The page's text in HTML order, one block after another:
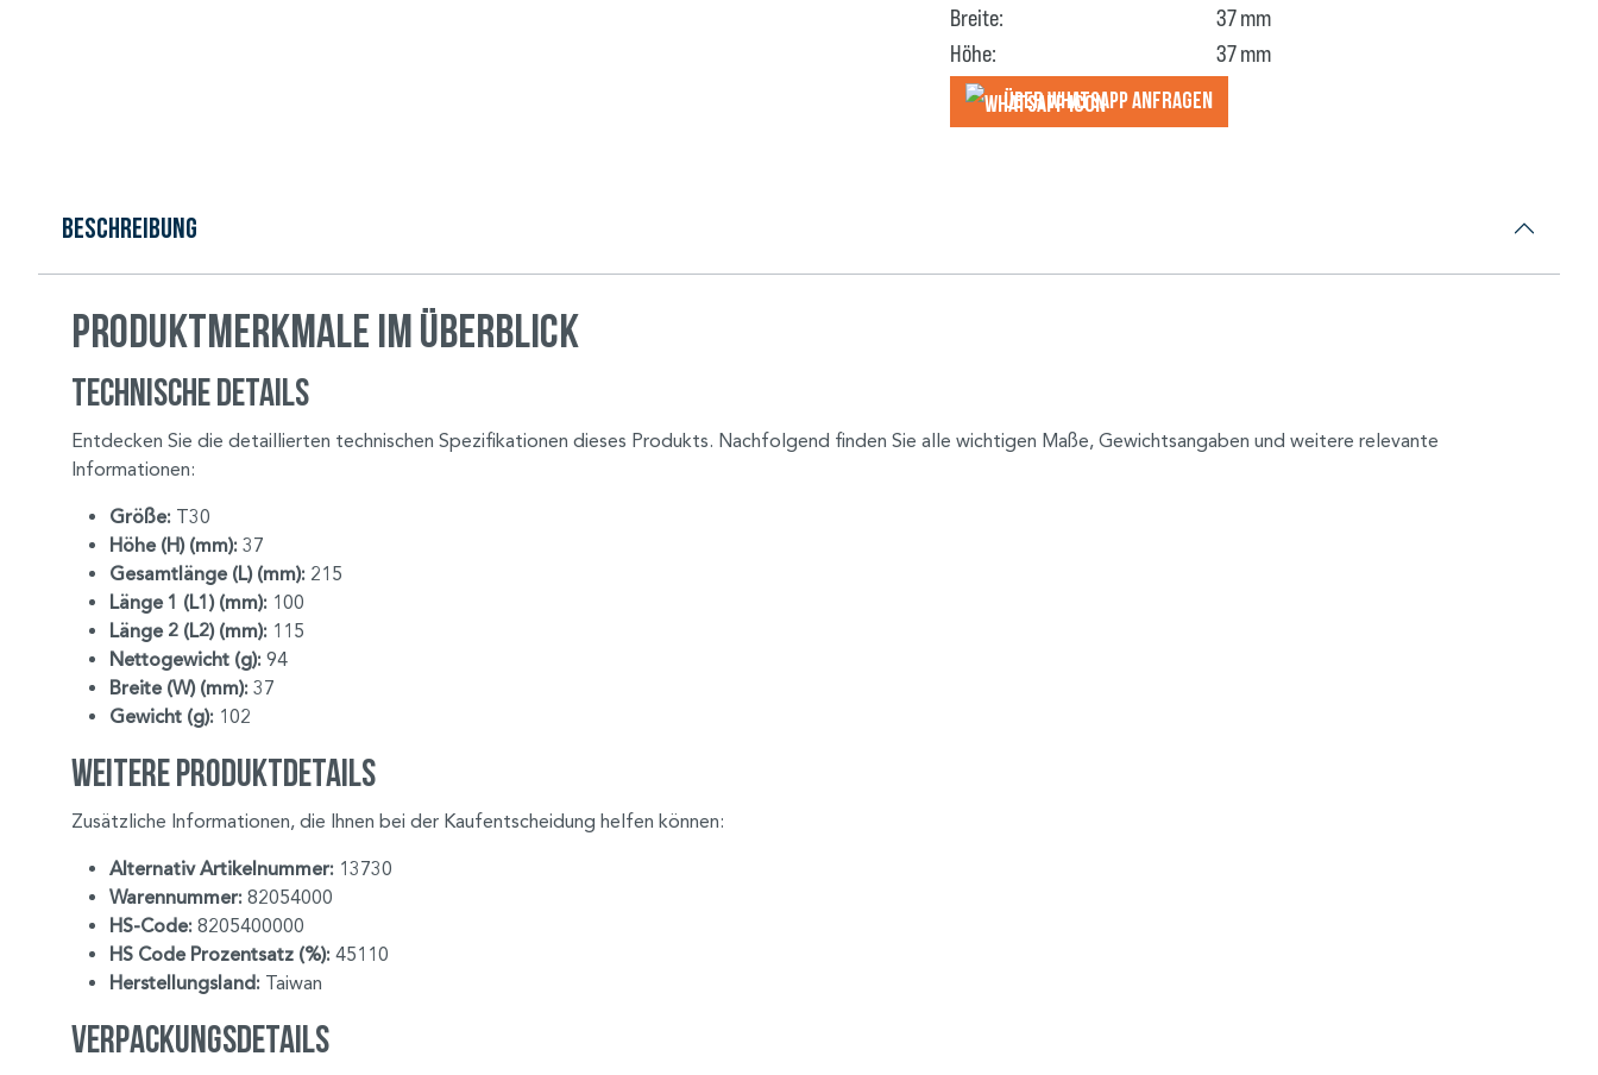
Breite:
37 mm
Höhe:
37 mm
Über WhatsApp anfragеn
Beschreibung
Produktmerkmale im Überblick
Technische Details
Entdecken Sie die detaillierten technischen Spezifikationen dieses Produkts. Nachfolgend finden Sie alle wichtigen Maße, Gewichtsangaben und weitere relevante
Informationen:
Größe: T30
Höhe (H) (mm): 37
Gesamtlänge (L) (mm): 215
Länge 1 (L1) (mm): 100
Länge 2 (L2) (mm): 115
Nettogewicht (g): 94
Breite (W) (mm): 37
Gewicht (g): 102
Weitere Produktdetails
Zusätzliche Informationen, die Ihnen bei der Kaufentscheidung helfen können:
Alternativ Artikelnummer: 13730
Warennummer: 82054000
HS-Code: 8205400000
HS Code Prozentsatz (%): 45110
Herstellungsland: Taiwan
Verpackungsdetails